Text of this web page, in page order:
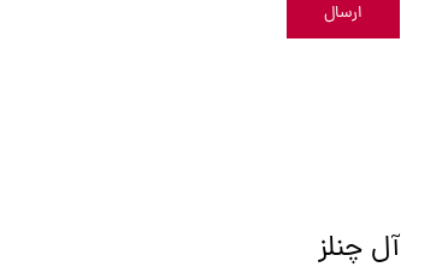
ارسال
آل چنلز